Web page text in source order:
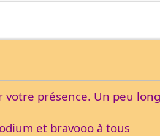
votre présence. Un peu
et bravooo à tous